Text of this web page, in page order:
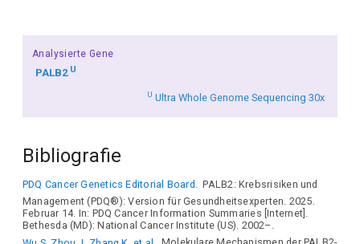
Analysierte Gene
PALB2 U
U Ultra Whole Genome Sequencing 30x
Bibliografie
PDQ Cancer Genetics Editorial Board. PALB2: Krebsrisiken und
Management (PDQ®): Version für Gesundheitsexperten. 2025.
Februar 14. In: PDQ Cancer Information Summaries [Internet].
Bethesda (MD): National Cancer Institute (US). 2002–.